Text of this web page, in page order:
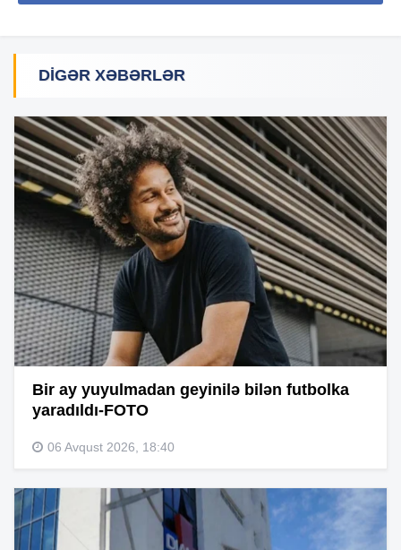
DIGƏR XƏBƏRLƏR
Bir ay yuyulmadan geyinilə bilən futbolka
yaradıldı-FOTO
06 Avqust 2026, 18:40